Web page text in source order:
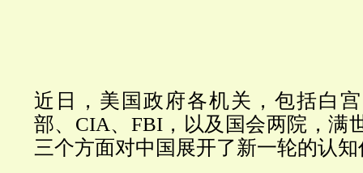
近日，美国政府各机关，包括白
部、 CIA、 FBI，以及国会两院，满
三个方面对中国展开了新一轮的认